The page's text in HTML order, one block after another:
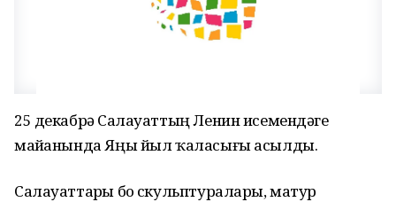
25 декабрҙә Салауаттың Ленин исемендәге
майҙанында Яңы йыл ҡаласығы асылды.
Салауаттарҙы боҙ скульптуралары, матур